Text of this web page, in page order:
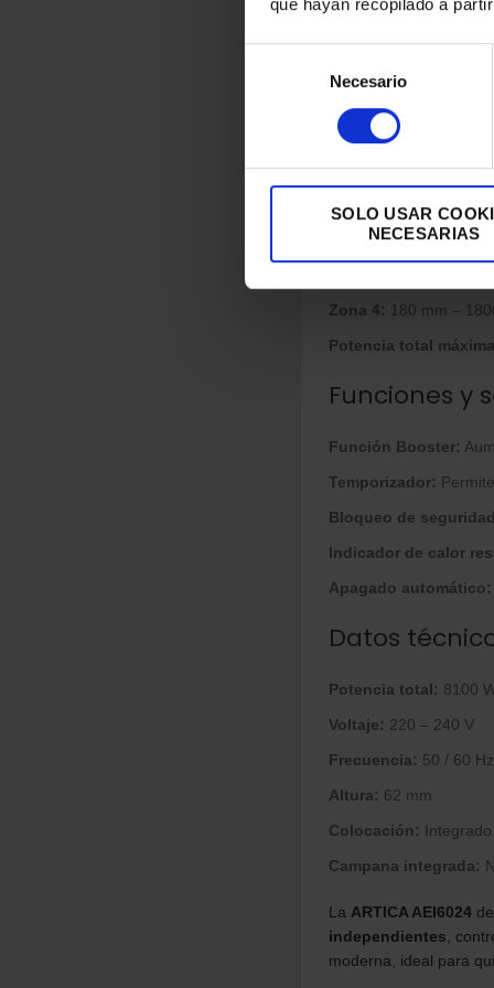
que hayan recopilado a
consentimiento
Necesario
SOLO USAR
NECESARIAS
Zonas de
Número total de
Zona 1:160 mm –
Zona 2:210 mm –
Zona 4: 180 mm –
Potencia total
Funciones y
Función Booster:
Temporizador:
Bloqueo de
Indicador de calor
Apagado automático:
Datos
Potencia total: 8100
Voltaje: 220 – 240 V
Frecuencia: 50 / 60 Hz
Altura: 62 mm
Colocación: Integrado
Campana integrada:
La ARTICA AEI6024
independientes ,
moderna, ideal para